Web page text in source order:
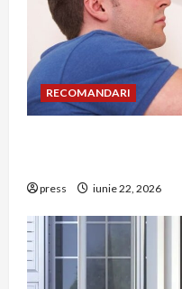
RECOMANDARI
press iunie 22, 2026